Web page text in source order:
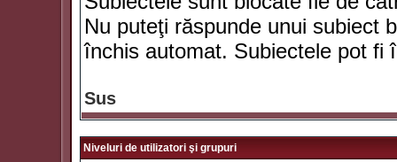
Nu puteţi răspunde unui subiect
închis automat. Subiectele pot fi
Sus
Niveluri de utilizatori şi grupuri